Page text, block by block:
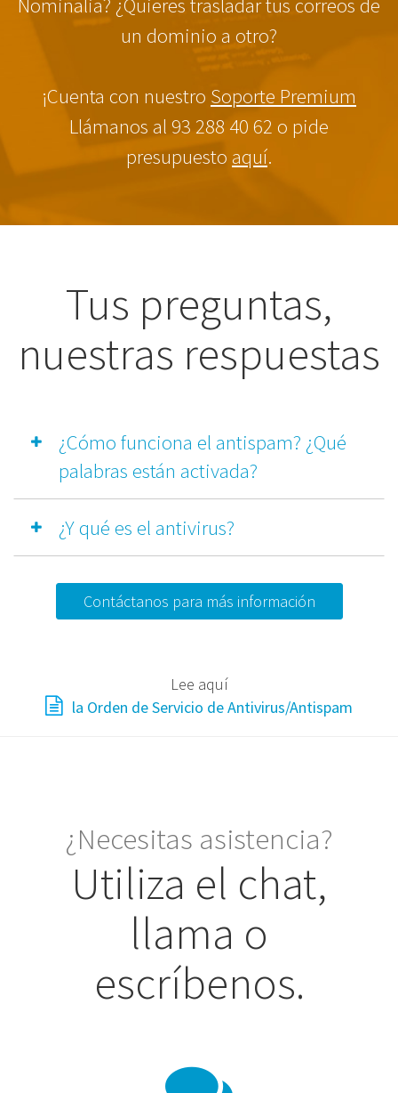
un dominio a otro?
¡Cuenta con nuestro Soporte Premium
Llámanos al 93 288 40 62 o pide
presupuesto aquí.
Tus preguntas,
nuestras respuestas
¿Cómo funciona el antispam? ¿Qué
palabras están activada?
¿Y qué es el antivirus?
Contáctanos para más información
Lee aquí
la Orden de Servicio de Antivirus/Antispam
¿Necesitas asistencia?
Utiliza el chat,
llama o
escríbenos.